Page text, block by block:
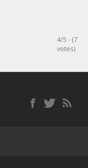
4/5 - (7
votes)